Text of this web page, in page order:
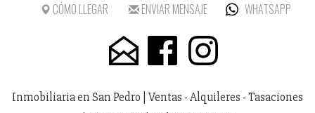
CÓMO LLEGAR ENVIAR MENSAJE WHATSAPP
Inmobiliaria en San Pedro | Ventas - Alquileres - Tasaciones